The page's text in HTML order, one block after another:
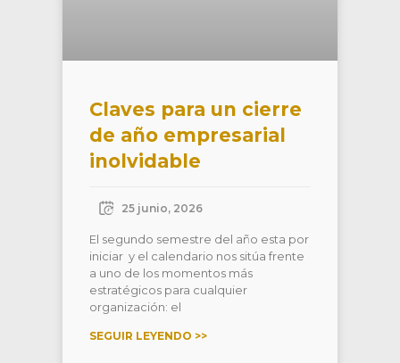
Claves para un cierre
de año empresarial
inolvidable
25 junio, 2026
El segundo semestre del año esta por
iniciar y el calendario nos sitúa frente
a uno de los momentos más
estratégicos para cualquier
organización: el
SEGUIR LEYENDO >>